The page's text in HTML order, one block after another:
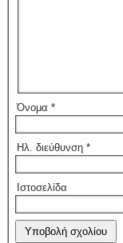
Όνομα *
Ηλ. διεύθυνση *
Ιστοσελίδα